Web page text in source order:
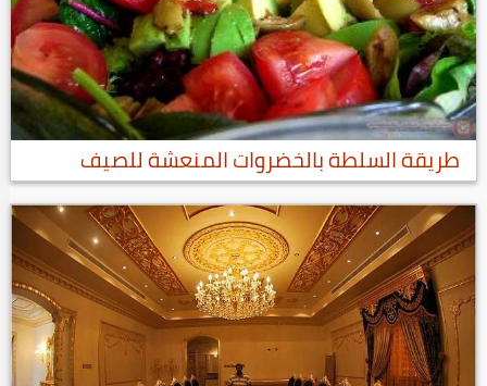
طريقة السلطة بالخضروات المنعشة للصيف